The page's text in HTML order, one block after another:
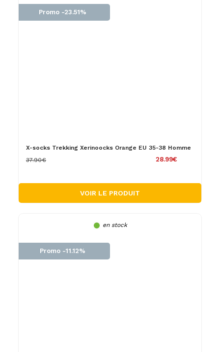
Promo -23.51%
X-socks Trekking Xerinoocks Orange EU 35-38 Homme
28.99€
37.90€
VOIR LE PRODUIT
en stock
Promo -11.12%